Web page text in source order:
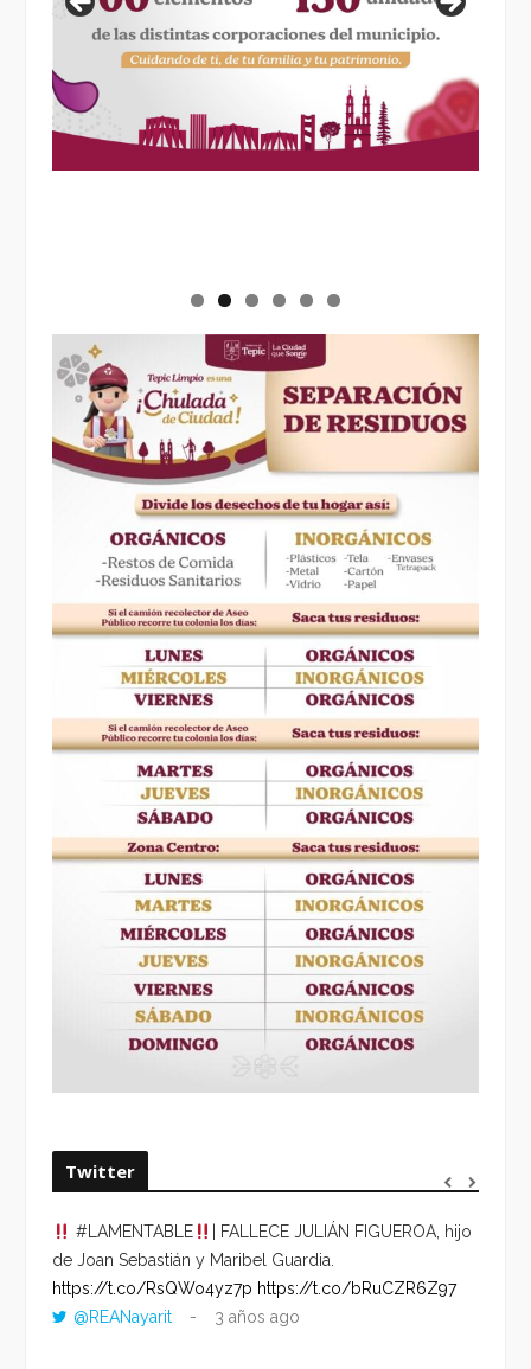
Twitter
#LAMENTABLE
| FALLECE JULIÁN FIGUEROA, hijo
de Joan Sebastián y Maribel Guardia.
https://t.co/RsQWo4yz7p https://t.co/bRuCZR6Z97
@REANayarit
3 años ago